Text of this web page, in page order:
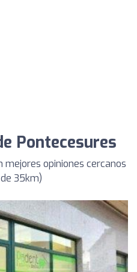
Pontecesures
opiniones cercanos
35km)